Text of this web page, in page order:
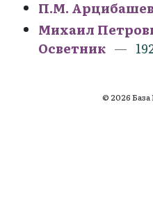
П.М.
Михаил
Осветник
© 2026